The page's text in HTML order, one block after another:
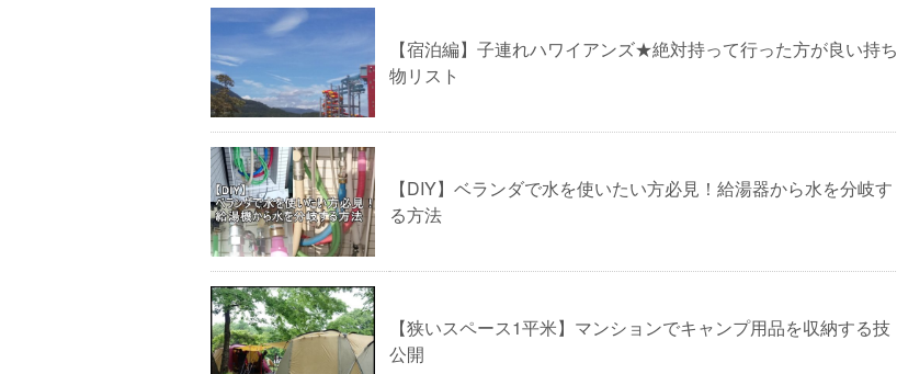
【宿泊編】子連れハワイアンズ★絶対持って行った方が良い持ち
物リスト
【DIY】ベランダで水を使いたい方必見！給湯器から水を分岐す
る方法
【狭いスペース1平米】マンションでキャンプ用品を収納する技
公開